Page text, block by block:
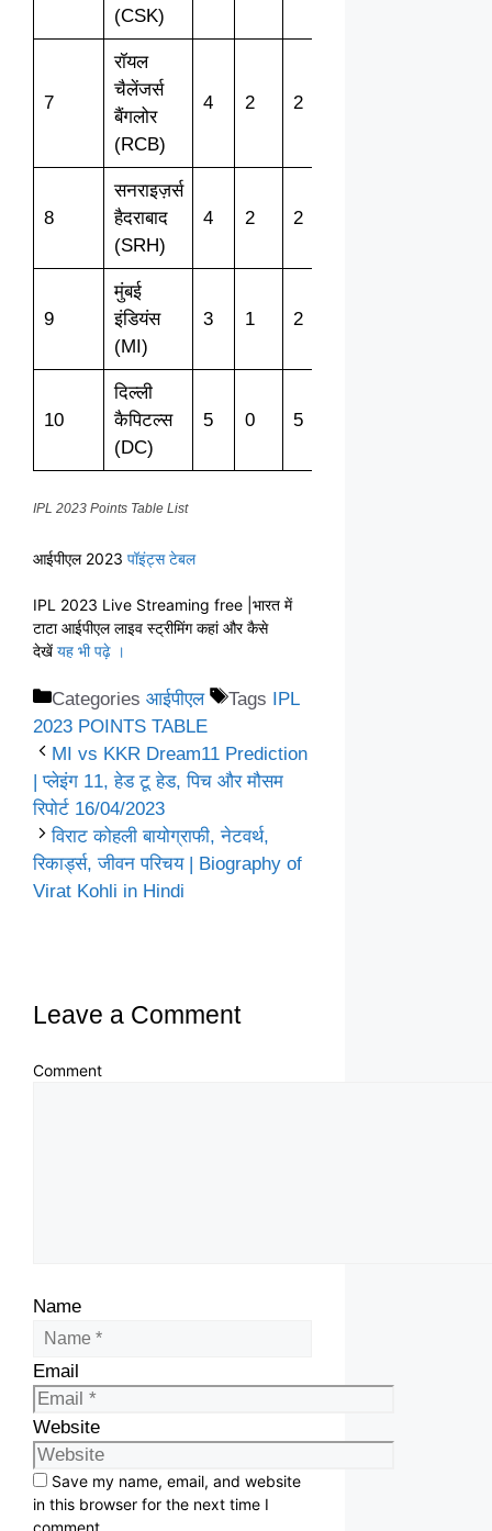
(CSK)
7
रॉयल
चैलेंजर्स
बैंगलोर
(RCB)
4 2 2
8
सनराइज़र्स
हैदराबाद
(SRH)
4 2 2
9
मुंबई
इंडियंस
(MI)
3 1 2
10
दिल्ली
कैपिटल्स
(DC)
5 0 5
IPL 2023 Points Table List
आईपीएल 2023 पॉइंट्स टेबल
IPL 2023 Live Streaming free |भारत में
टाटा आईपीएल लाइव स्ट्रीमिंग कहां और कैसे
देखें यह भी पढ़े ।
Categories आईपीएल Tags IPL
2023 POINTS TABLE
MI vs KKR Dream11 Prediction
| प्लेइंग 11, हेड टू हेड, पिच और मौसम
रिपोर्ट 16/04/2023
विराट कोहली बायोग्राफी, नेटवर्थ,
रिकार्ड्स, जीवन परिचय | Biography of
Virat Kohli in Hindi
Leave a Comment
Comment
Name
Email
Website
Save my name, email, and website
in this browser for the next time I
comment.